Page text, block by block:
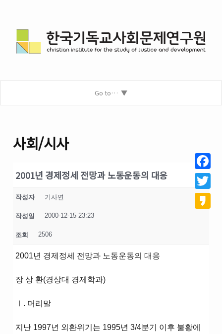
Go to…
사회/시사
2001년 경제정세 전망과 노동운동의 대응
작성자 기사연
작성일 2000-12-15 23:23
조회 2506
2001년 경제정세 전망과 노동운동의 대응
장 상 환(경상대 경제학과)
Ⅰ. 머리말
지난 1997년 외환위기는 1995년 3/4분기 이후 불황에
Twitter